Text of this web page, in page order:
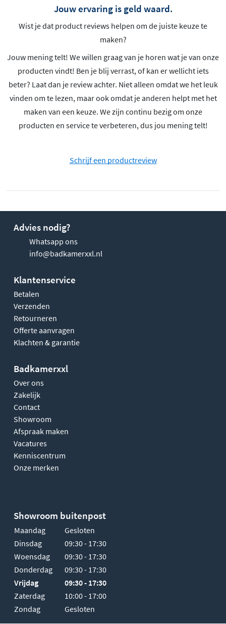
Jouw ervaring is geld waard.
Wist je dat product reviews helpen om de juiste keuze te
maken?
Jouw mening telt! We willen graag van je horen wat je van onze
producten vindt! Ben je blij verrast, of kan er wellicht iets
beter? Laat dan je review achter. Niet alleen omdat we het leuk
vinden om te lezen, maar ook omdat je anderen helpt met het
maken van een keuze. We zijn continu bezig om onze
producten en service te verbeteren, dus jou mening telt!
Schrijf een productreview
Advies nodig?
Whatsapp ons
info@badkamerxxl.nl
Klantenservice
Betalen
Verzenden
Retourneren
Offerte aanvragen
Klachten & garantie
Badkamerxxl
Over ons
Zakelijk
Contact
Showroom
Afspraak maken
Vacatures
Kenniscentrum
Onze merken
Showroom buitenpost
Maandag
Gesloten
Dinsdag
09:30 - 17:30
Woensdag
09:30 - 17:30
Donderdag
09:30 - 17:30
Vrijdag
09:30 - 17:30
Zaterdag
10:00 - 17:00
Zondag
Gesloten